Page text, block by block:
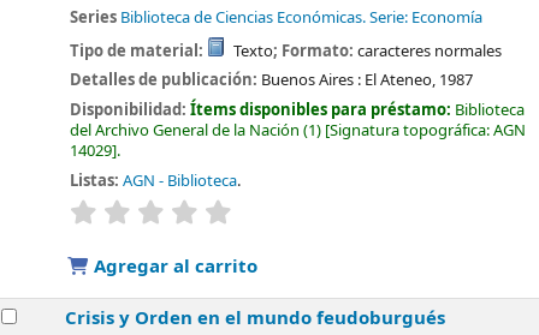
Series Biblioteca de Ciencias Económicas. Serie: Economía
Tipo de material:
Texto; Formato: caracteres normales
Detalles de publicación: Buenos Aires : El Ateneo, 1987
Disponibilidad:Ítems disponibles para préstamo: Biblioteca
del Archivo General de la Nación (1) Signatura topográfica:AGN
14029 .
Listas: AGN - Biblioteca.
valoración
Agregar al carrito
Crisis y Orden en el mundo feudoburgués